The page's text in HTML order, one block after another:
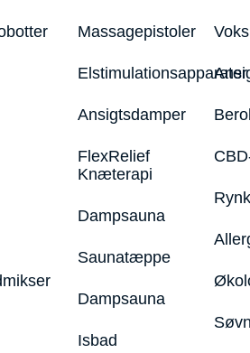
Massagepistoler
Elstimulationsapparater
Ansigtsdamper
FlexRelief
Knæterapi
Dampsauna
Saunatæppe
Dampsauna
Isbad